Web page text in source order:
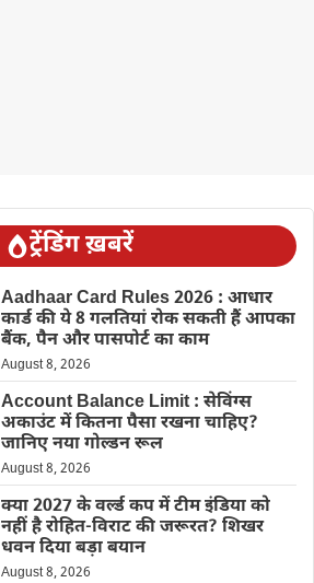
ट्रेंडिंग ख़बरें
Aadhaar Card Rules 2026 : आधार
कार्ड की ये 8 गलतियां रोक सकती हैं आपका
बैंक, पैन और पासपोर्ट का काम
August 8, 2026
Account Balance Limit : सेविंग्स
अकाउंट में कितना पैसा रखना चाहिए?
जानिए नया गोल्डन रूल
August 8, 2026
क्या 2027 के वर्ल्ड कप में टीम इंडिया को
नहीं है रोहित-विराट की जरूरत? शिखर
धवन दिया बड़ा बयान
August 8, 2026